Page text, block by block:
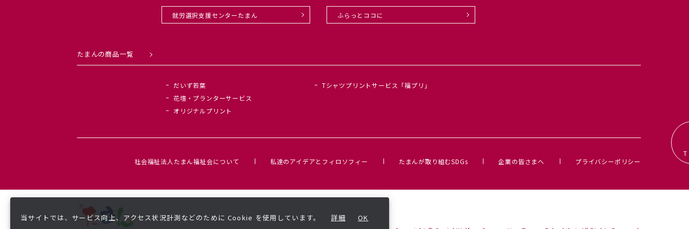
就労選択支援センターたまん ふらっとココに
たまんの商品一覧
だいず若葉
花壇・プランターサービス
オリジナルプリント
Tシャツプリントサービス「福プリ」
社会福祉法人たまん福祉会について 私達のアイデアとフィロソフィー たまんが取り組むSDGs 企業の皆さまへ プライバシーポリシー
当サイトでは、サービス向上、アクセス状況計測などのために Cookie を使用しています。 詳細 OK